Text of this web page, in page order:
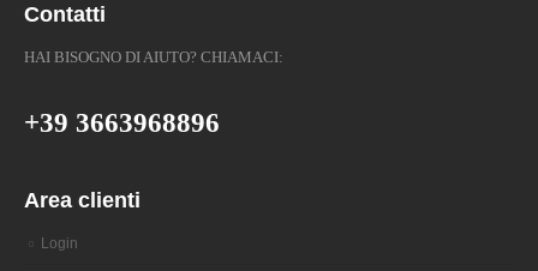
Contatti
HAI BISOGNO DI AIUTO? CHIAMACI:
+39 3663968896
Area clienti
Login